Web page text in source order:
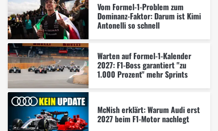
Vom Formel-1-Problem zum
Dominanz-Faktor: Darum ist Kimi
Antonelli so schnell
Warten auf Formel-1-Kalender
2027: F1-Boss garantiert "zu
1.000 Prozent" mehr Sprints
McNish erklärt: Warum Audi erst
2027 beim F1-Motor nachlegt